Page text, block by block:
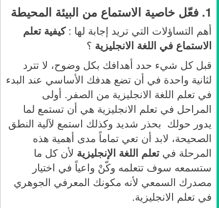
1. فعّل خاصية الاستماع من البيئة المحيطة
أهم التساؤلات التي تريد إجابة لها : كيفية تعلم
الاستماع في اللغة الانجليزية ؟
قبل كل شيء حدد أهدافك بكل وضوح، لا تترد
لثانية واحدة في أن تضع هدفك الأساسي عند البدء
في تعلم اللغة الانجليزية من الصفر. أولى
المراحل في تعلم الانجليزية هي أن تستمع لما
يدور حولك بحذر شديد وكذلك استمع لآلية النطق
الصحيحة، لابد أن تعي تماماً مدى أهمية هذه
المرحلة في تعلم اللغة الإنجليزية لأن كل ما
ستسمعه سوف تتعلمه وكّنْ واعياً في اختيار
مصدرك السمعي لأنه مكونك المعرفي الجوهري
في تعلم الانجليزية.